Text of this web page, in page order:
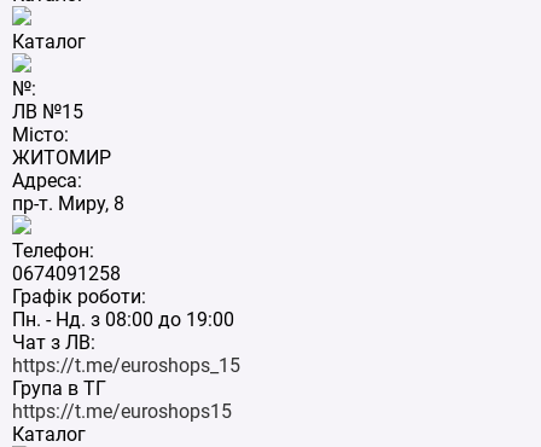
Каталог
№:
ЛВ №15
Місто:
ЖИТОМИР
Адреса:
пр-т. Миру, 8
Телефон:
0674091258
Графік роботи:
Пн. - Нд. з 08:00 до 19:00
Чат з ЛВ:
https://t.me/euroshops_15
Група в ТГ
https://t.me/euroshops15
Каталог